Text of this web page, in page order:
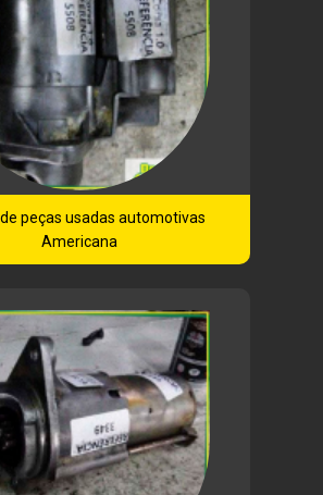
peças usadas automotivas
Americana